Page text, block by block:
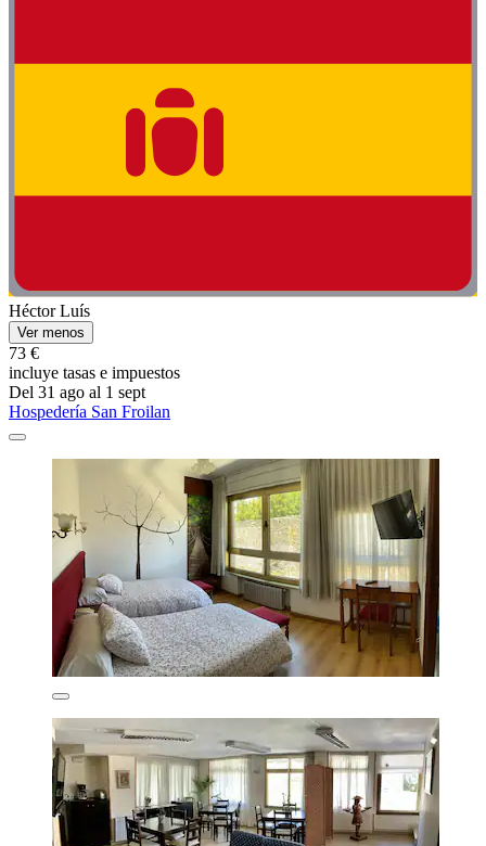
Héctor Luís
Ver menos
73 €
incluye tasas e impuestos
Del 31 ago al 1 sept
Hospedería San Froilan